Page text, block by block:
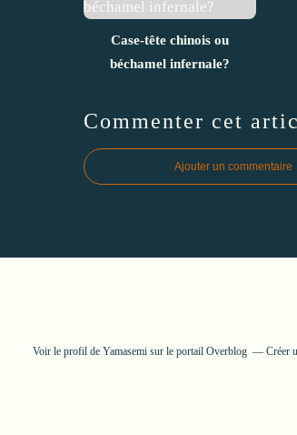
Case-tête chinois ou
béchamel infernale?
Commenter cet
Ajouter un commentaire
Voir le profil de Yamasemi sur le portail Overblog Créer